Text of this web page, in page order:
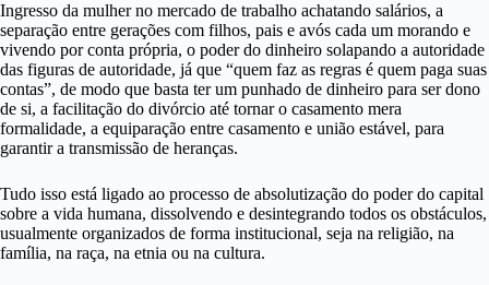
Ingresso da mulher no mercado de trabalho achatando salários, a
separação entre gerações com filhos, pais e avós cada um morando e
vivendo por conta própria, o poder do dinheiro solapando a autoridade
das figuras de autoridade, já que “quem faz as regras é quem paga suas
contas”, de modo que basta ter um punhado de dinheiro para ser dono
de si, a facilitação do divórcio até tornar o casamento mera
formalidade, a equiparação entre casamento e união estável, para
garantir a transmissão de heranças.
Tudo isso está ligado ao processo de absolutização do poder do capital
sobre a vida humana, dissolvendo e desintegrando todos os obstáculos,
usualmente organizados de forma institucional, seja na religião, na
família, na raça, na etnia ou na cultura.